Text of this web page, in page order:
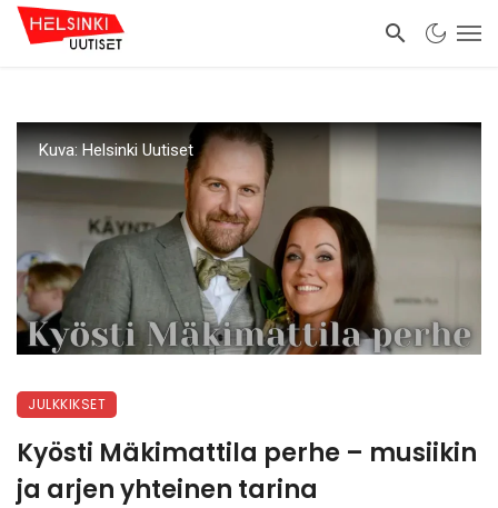
Kuva: Helsinki Uutiset
JULKKIKSET
Kyösti Mäkimattila perhe – musiikin
ja arjen yhteinen tarina